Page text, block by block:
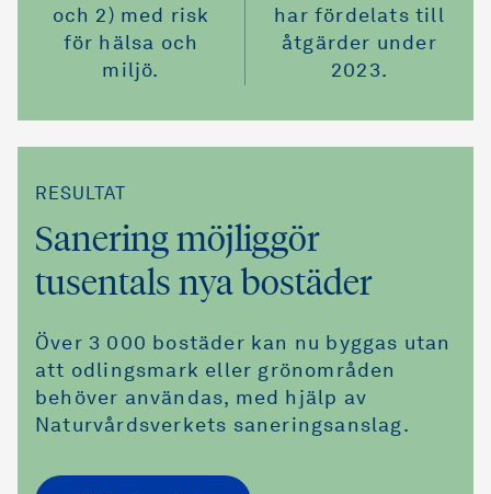
och 2) med risk
för hälsa och
miljö.
har fördelats till
åtgärder under
2023.
RESULTAT
Sanering möjliggör
tusentals nya bostäder
Över 3 000 bostäder kan nu byggas utan
att odlingsmark eller grönområden
behöver användas, med hjälp av
Naturvårdsverkets saneringsanslag.